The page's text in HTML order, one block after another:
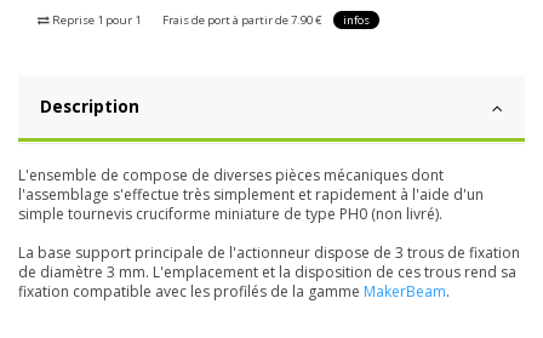
Reprise 1 pour 1 Frais de port à partir de 7.90 € infos
Description
L'ensemble de compose de diverses pièces mécaniques dont
l'assemblage s'effectue très simplement et rapidement à l'aide d'un
simple tournevis cruciforme miniature de type PH0 (non livré).
La base support principale de l'actionneur dispose de 3 trous de fixation
de diamètre 3 mm. L'emplacement et la disposition de ces trous rend sa
fixation compatible avec les profilés de la gamme MakerBeam.